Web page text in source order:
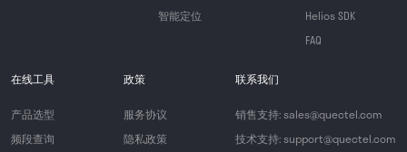
智能定位
Helios SDK
FAQ
在线工具
产品选型
频段查询
政策
服务协议
隐私政策
联系我们
销售支持: sales@quectel.com
技术支持: support@quectel.com